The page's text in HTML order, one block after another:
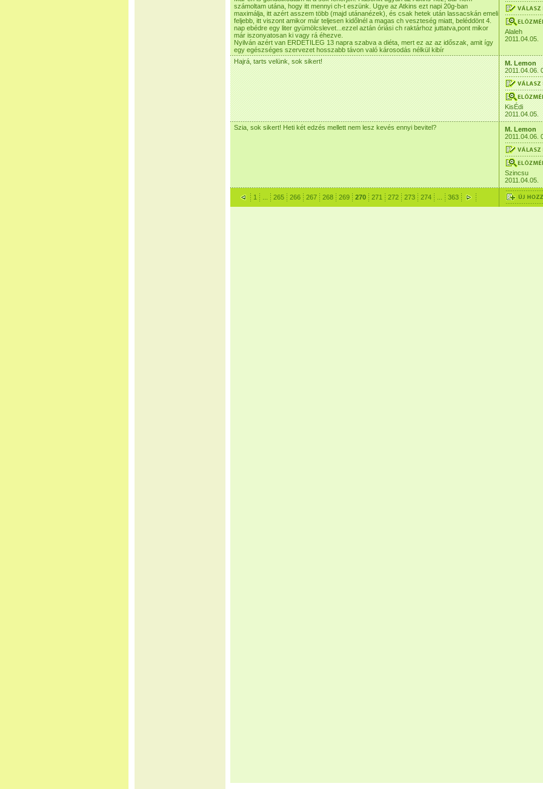
számoltam utána, hogy itt mennyi ch-t eszünk. Ugye az Atkins ezt napi 20g-ban
maximálja, itt azért asszem több (majd utánanézek), és csak hetek után lassacskán emeli
feljebb, itt viszont amikor már teljesen kidőlnél a magas ch veszteség miatt, beléddönt 4.
nap ebédre egy liter gyümölcslevet...ezzel aztán óriási ch raktárhoz juttatva,pont mikor
már iszonyatosan ki vagy rá éhezve.
Nyilván azért van ERDETILEG 13 napra szabva a diéta, mert ez az az időszak, amit így
egy egészséges szervezet hosszabb távon való károsodás nélkül kibír
Alaleh
2011.04.05.
Hajrá, tarts velünk, sok sikert!
M. Lemon
2011.04.06.
KisÉdi
2011.04.05.
Szia, sok sikert! Heti két edzés mellett nem lesz kevés ennyi bevitel?
M. Lemon
2011.04.06.
Szincsu
2011.04.05.
1 265 266 267 268 269 270 271 272 273 274 363